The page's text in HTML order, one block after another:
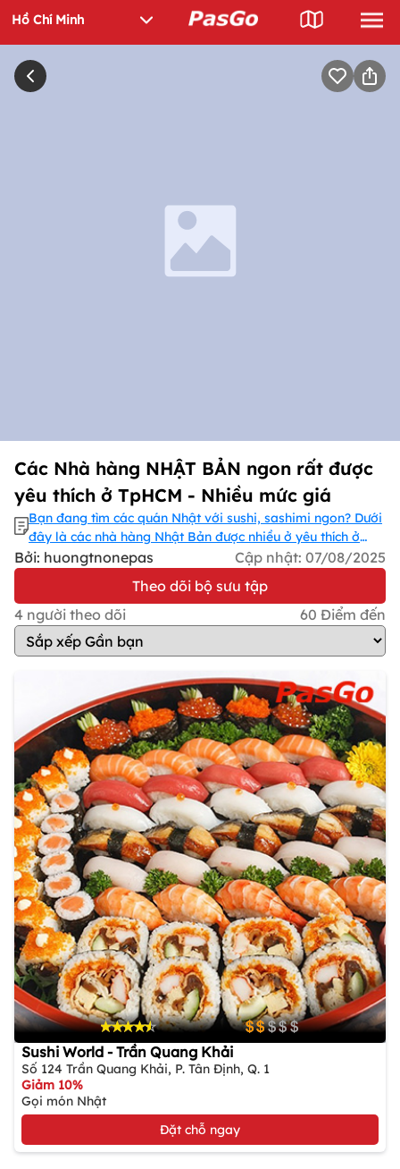
Các Nhà hàng NHẬT BẢN ngon rất được
yêu thích ở TpHCM - Nhiều mức giá
Bạn đang tìm các quán Nhật với sushi, sashimi ngon? Dưới
đây là các nhà hàng Nhật Bản được nhiều ở yêu thích ở
TpHCM cho bạn lựa chọn. Các món ăn đặc trưng hương vị
đi ăn bạn bè hay tiếp khách công ty,... Khám phá và đặt
bàn PasGo ngay để nhận ưu đãi mới nhất nha!
Bởi: huongtnonepas Cập nhật: 07/08/2025
Theo dõi bộ sưu tập
4 người theo dõi 60 Điểm đến
Sushi World - Trần Quang Khải
Số 124 Trần Quang Khải, P. Tân Định, Q. 1
Giảm 10%
Gọi món Nhật
Đặt chỗ ngay